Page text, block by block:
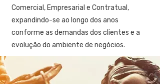
Comercial, Empresarial e Contratual,
expandindo-se ao longo dos anos
conforme as demandas dos clientes e a
evolução do ambiente de negócios.